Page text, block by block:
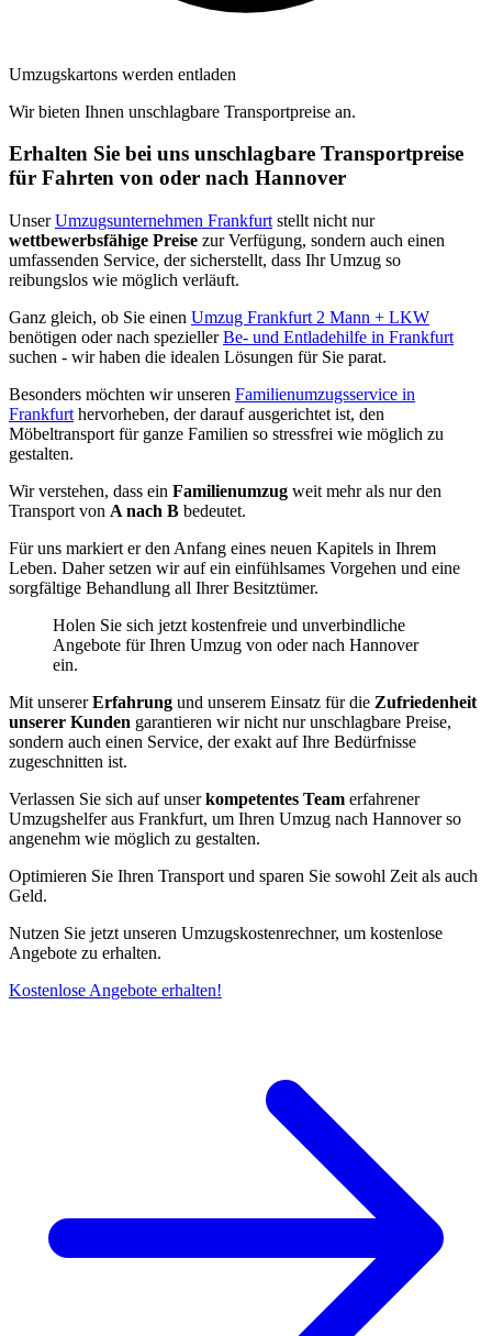
Umzugskartons werden entladen
Wir bieten Ihnen unschlagbare Transportpreise an.
Erhalten Sie bei uns unschlagbare Transportpreise
für Fahrten von oder nach Hannover
UnserUmzugsunternehmen Frankfurt stellt nicht nur
wettbewerbsfähige Preise zur Verfügung, sondern auch einen
umfassenden Service, der sicherstellt, dass Ihr Umzug so
reibungslos wie möglich verläuft.
Ganz gleich, ob Sie einen Umzug Frankfurt 2 Mann + LKW
benötigen oder nach speziellerBe- und Entladehilfe in Frankfurt
suchen - wir haben die idealen Lösungen für Sie parat.
Besonders möchten wir unseren Familienumzugsservice in
Frankfurt hervorheben, der darauf ausgerichtet ist, den
Möbeltransport für ganze Familien so stressfrei wie möglich zu
gestalten.
Wir verstehen, dass ein Familienumzug weit mehr als nur den
Transport von A nach B bedeutet.
Für uns markiert er den Anfang eines neuen Kapitels in Ihrem
Leben. Daher setzen wir auf ein einfühlsames Vorgehen und eine
sorgfältige Behandlung all Ihrer Besitztümer.
Holen Sie sich jetzt kostenfreie und unverbindliche
Angebote für Ihren Umzug von oder nach Hannover
ein.
Mit unsererErfahrung und unserem Einsatz für die Zufriedenheit
unserer Kunden garantieren wir nicht nur unschlagbare Preise,
sondern auch einen Service, der exakt auf Ihre Bedürfnisse
zugeschnitten ist.
Verlassen Sie sich auf unserkompetentes Team erfahrener
Umzugshelfer aus Frankfurt, um Ihren Umzug nach Hannover so
angenehm wie möglich zu gestalten.
Optimieren Sie Ihren Transport und sparen Sie sowohl Zeit als auch
Geld.
Nutzen Sie jetzt unseren Umzugskostenrechner, um kostenlose
Angebote zu erhalten.
Kostenlose Angebote erhalten!